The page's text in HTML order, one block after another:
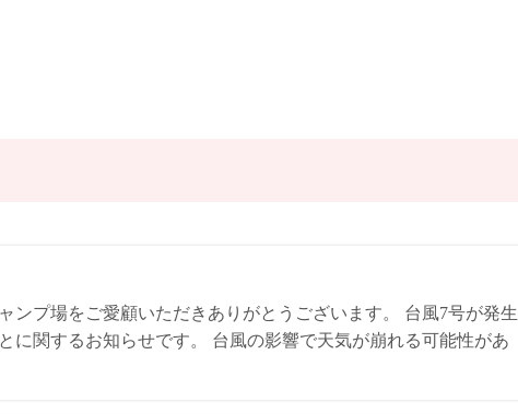
ンプ場をご愛顧いただきありがとうございます。 台風7号が発生
に関するお知らせです。 台風の影響で天気が崩れる可能性があ